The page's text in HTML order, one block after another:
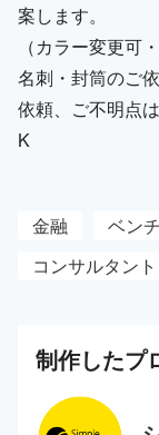
案します。
（カラー変更可
名刺・封筒のご
依頼、ご不明点
K
金融 ベン
コンサルタント
制作したプ